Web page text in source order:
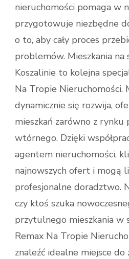
nieruchomości pomaga w
przygotowuje niezbędne
o to, aby cały proces
problemów. Mieszkania na
Koszalinie to kolejna
Na Tropie Nieruchomości.
dynamicznie się rozwija,
mieszkań zarówno z
wtórnego. Dzięki
agentem nieruchomości,
najnowszych ofert i mogą
profesjonalne doradztwo.
czy ktoś szuka
przytulnego mieszkania w
Remax Na Tropie
znaleźć idealne miejsce do